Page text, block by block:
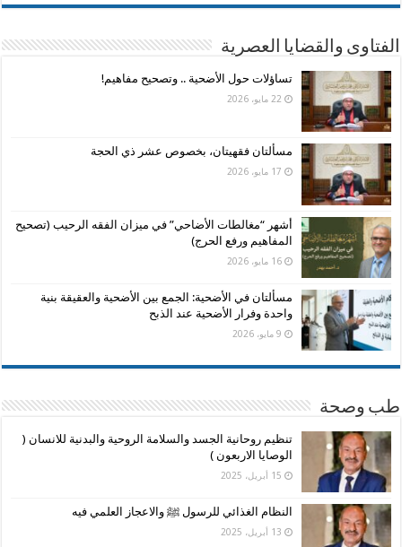
الفتاوى والقضايا العصرية
تساؤلات حول الأضحية .. وتصحيح مفاهيم!
22 مايو، 2026
مسألتان فقهيتان، بخصوص عشر ذي الحجة
17 مايو، 2026
أشهر “مغالطات الأضاحي” في ميزان الفقه الرحيب (تصحيح
المفاهيم ورفع الحرج)
16 مايو، 2026
مسألتان في الأضحية: الجمع بين الأضحية والعقيقة بنية
واحدة وفرار الأضحية عند الذبح
9 مايو، 2026
طب وصحة
تنظيم روحانية الجسد والسلامة الروحية والبدنية للانسان (
الوصايا الاربعون )
15 أبريل، 2025
النظام الغذائي للرسول ﷺ والاعجاز العلمي فيه
13 أبريل، 2025